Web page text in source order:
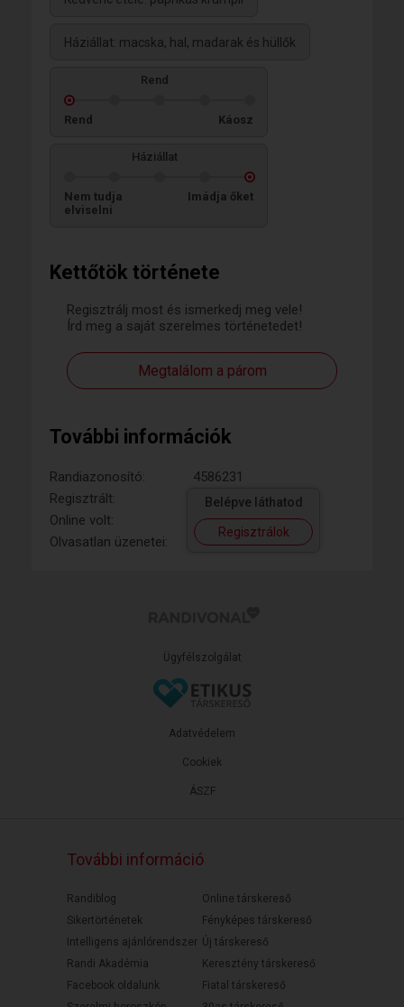
Kettőtök története
Regisztrálj most és ismerkedj meg vele!
Írd meg a saját szerelmes történetedet!
Megtalálom a párom
További információk
Randiazonosító:
4586231
Regisztrált:
Online volt:
Olvasatlan üzenetei:
Belépve láthatod
Regisztrálok
Háziállat: macska, hal, madarak és hüllők
Rend
Rend Káosz
Háziállat
Nem tudja
elviselni
Imádja őket
Ügyfélszolgálat
ÁSZF
Adatvédelem
Cookiek
További információ
Randiblog
Sikertörténetek
Intelligens ajánlórendszer
Randi Akadémia
Facebook oldalunk
Online társkereső
Fényképes társkereső
Új társkereső
Keresztény társkereső
Fiatal társkereső